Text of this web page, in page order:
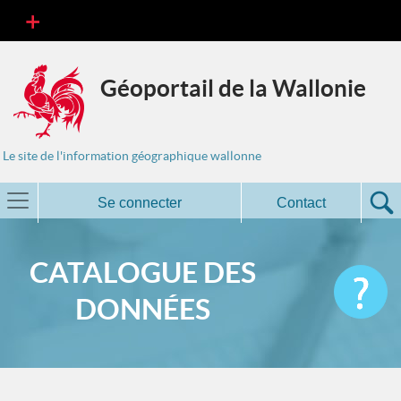
Géoportail de la Wallonie
Le site de l'information géographique wallonne
Se connecter Contact
CATALOGUE DES
DONNÉES